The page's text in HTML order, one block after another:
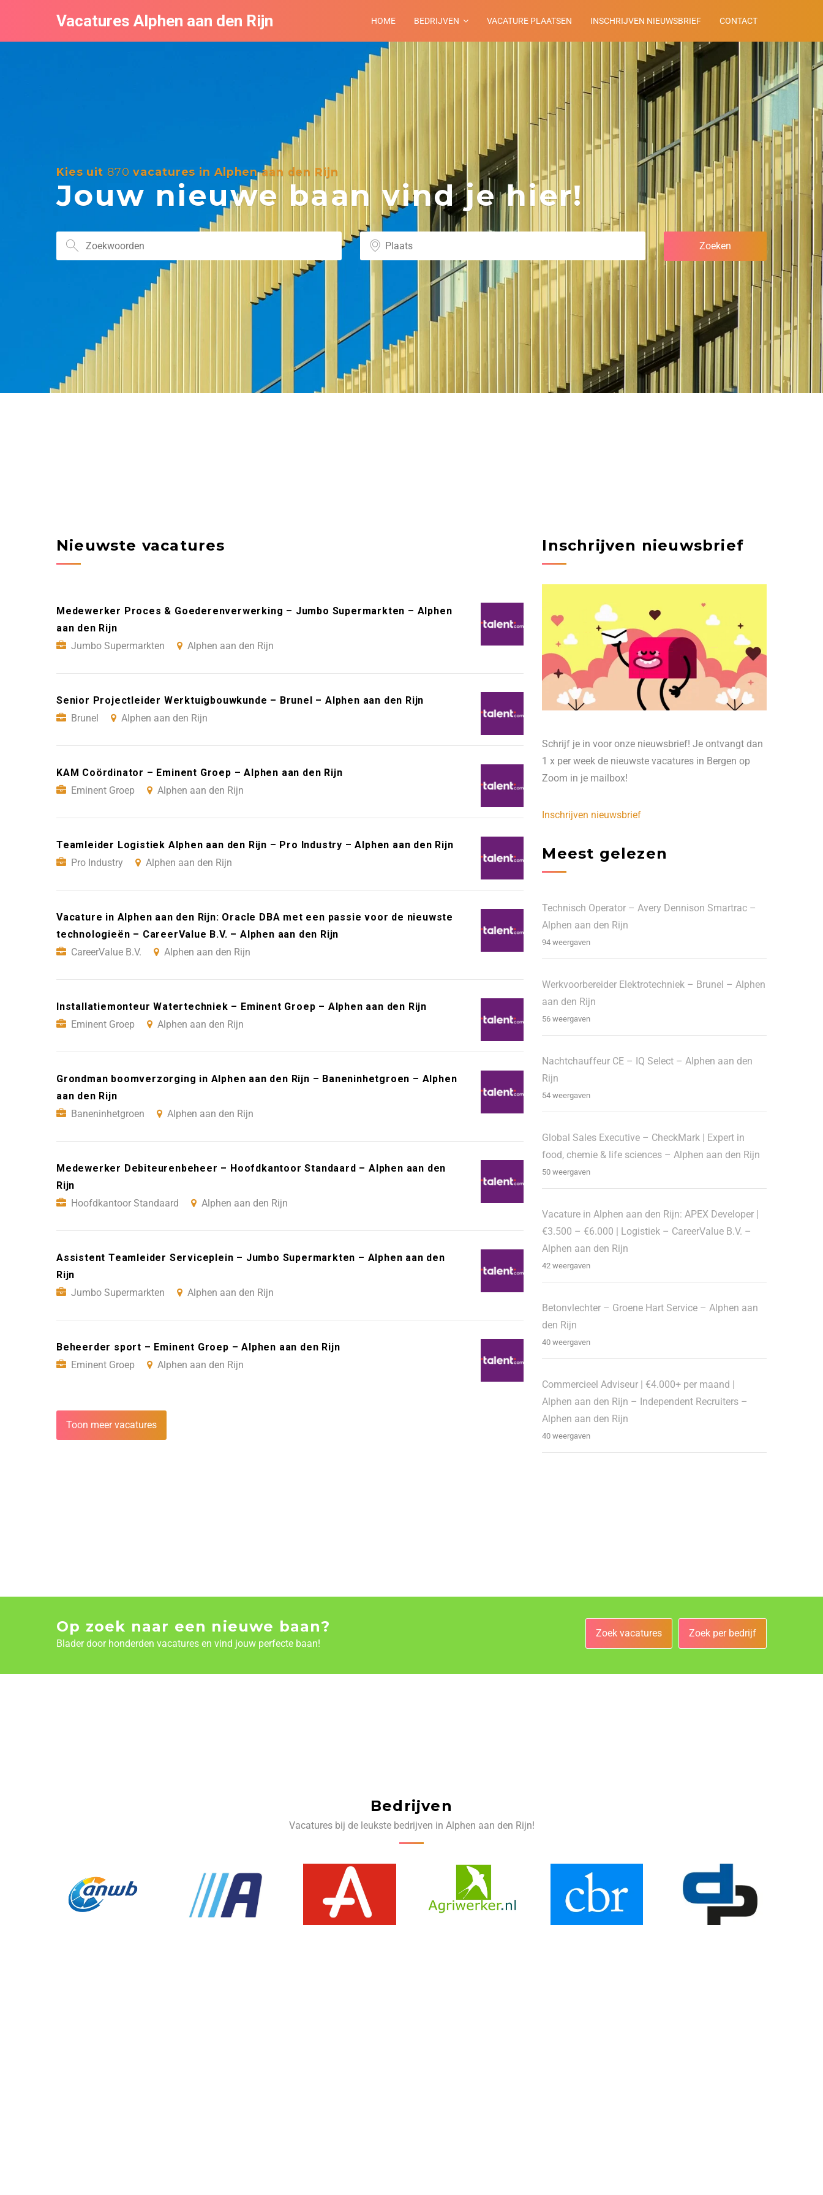
Vacatures Alphen aan den Rijn HOME BEDRIJVEN VACATURE PLAATSEN INSCHRIJVEN NIEUWSBRIEF CONTACT
Kies uit 870 vacatures in Alphen aan den Rijn
Jouw nieuwe baan vind je hier!
Nieuwste vacatures
Medewerker Proces & Goederenverwerking – Jumbo Supermarkten – Alphen
aan den Rijn
Jumbo Supermarkten
Alphen aan den Rijn
Senior Projectleider Werktuigbouwkunde – Brunel – Alphen aan den Rijn
Brunel
Alphen aan den Rijn
KAM Coördinator – Eminent Groep – Alphen aan den Rijn
Eminent Groep
Alphen aan den Rijn
Teamleider Logistiek Alphen aan den Rijn – Pro Industry – Alphen aan den Rijn
Pro Industry
Alphen aan den Rijn
Vacature in Alphen aan den Rijn: Oracle DBA met een passie voor de nieuwste
technologieën – CareerValue B.V. – Alphen aan den Rijn
CareerValue B.V.
Alphen aan den Rijn
Installatiemonteur Watertechniek – Eminent Groep – Alphen aan den Rijn
Eminent Groep
Alphen aan den Rijn
Grondman boomverzorging in Alphen aan den Rijn – Baneninhetgroen – Alphen
aan den Rijn
Baneninhetgroen
Alphen aan den Rijn
Medewerker Debiteurenbeheer – Hoofdkantoor Standaard – Alphen aan den
Rijn
Hoofdkantoor Standaard
Alphen aan den Rijn
Assistent Teamleider Serviceplein – Jumbo Supermarkten – Alphen aan den
Rijn
Jumbo Supermarkten
Alphen aan den Rijn
Beheerder sport – Eminent Groep – Alphen aan den Rijn
Eminent Groep
Alphen aan den Rijn
Toon meer vacatures
Inschrijven nieuwsbrief
Schrijf je in voor onze nieuwsbrief! Je ontvangt dan
1 x per week de nieuwste vacatures in Bergen op
Zoom in je mailbox!
Inschrijven nieuwsbrief
Meest gelezen
Technisch Operator – Avery Dennison Smartrac –
Alphen aan den Rijn
94 weergaven
Werkvoorbereider Elektrotechniek – Brunel – Alphen
aan den Rijn
56 weergaven
Nachtchauffeur CE – IQ Select – Alphen aan den
Rijn
54 weergaven
Global Sales Executive – CheckMark | Expert in
food, chemie & life sciences – Alphen aan den Rijn
50 weergaven
Vacature in Alphen aan den Rijn: APEX Developer |
€3.500 – €6.000 | Logistiek – CareerValue B.V. –
Alphen aan den Rijn
42 weergaven
Betonvlechter – Groene Hart Service – Alphen aan
den Rijn
40 weergaven
Commercieel Adviseur | €4.000+ per maand |
Alphen aan den Rijn – Independent Recruiters –
Alphen aan den Rijn
40 weergaven
Op zoek naar een nieuwe baan?
Blader door honderden vacatures en vind jouw perfecte baan!
Zoek vacatures Zoek per bedrijf
Bedrijven
Vacatures bij de leukste bedrijven in Alphen aan den Rijn!